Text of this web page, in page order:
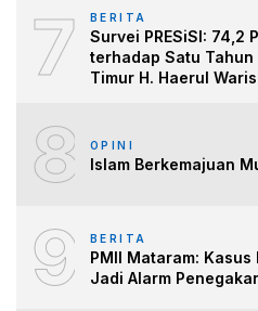
7 BERITA
Survei PRESiSI: 74,2
terhadap Satu
Timur H. Haerul
8 OPINI
Islam Berkemajuan
9 BERITA
PMII Mataram:
Jadi Alarm